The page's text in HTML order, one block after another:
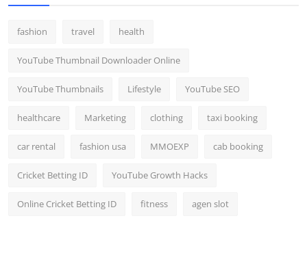
fashion travel health
YouTube Thumbnail Downloader Online
YouTube Thumbnails Lifestyle YouTube SEO
healthcare Marketing clothing taxi booking
car rental fashion usa MMOEXP cab booking
Cricket Betting ID YouTube Growth Hacks
Online Cricket Betting ID fitness agen slot